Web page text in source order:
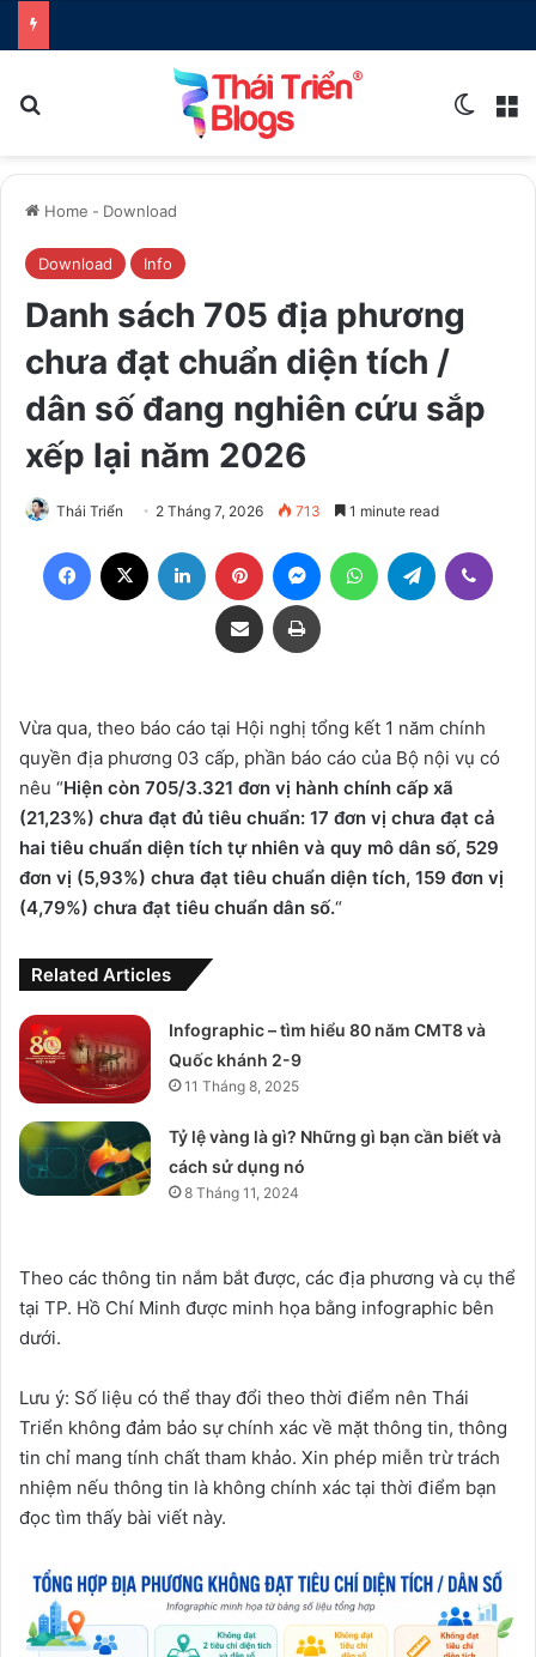
Home - Download
Download Info
Danh sách 705 địa phương
chưa đạt chuẩn diện tích /
dân số đang nghiên cứu sắp
xếp lại năm 2026
Thái Triển 2 Tháng 7, 2026 713 1 minute read
Facebook LinkedIn Pinterest MessengerWhatsAppTelegram
Share via Email Print
Vừa qua, theo báo cáo tại Hội nghị tổng kết 1 năm chính
quyền địa phương 03 cấp, phần báo cáo của Bộ nội vụ có
nêu “Hiện còn 705/3.321 đơn vị hành chính cấp xã
(21,23%) chưa đạt đủ tiêu chuẩn: 17 đơn vị chưa đạt cả
hai tiêu chuẩn diện tích tự nhiên và quy mô dân số, 529
đơn vị (5,93%) chưa đạt tiêu chuẩn diện tích, 159 đơn vị
(4,79%) chưa đạt tiêu chuẩn dân số.“
Related Articles
Infographic – tìm hiểu 80 năm CMT8 và
Quốc khánh 2-9
11 Tháng 8, 2025
Tỷ lệ vàng là gì? Những gì bạn cần biết và
cách sử dụng nó
8 Tháng 11, 2024
Theo các thông tin nắm bắt được, các địa phương và cụ thể
tại TP. Hồ Chí Minh được minh họa bằng infographic bên
dưới.
Lưu ý: Số liệu có thể thay đổi theo thời điểm nên Thái
Triển không đảm bảo sự chính xác về mặt thông tin, thông
tin chỉ mang tính chất tham khảo. Xin phép miễn trừ trách
nhiệm nếu thông tin là không chính xác tại thời điểm bạn
đọc tìm thấy bài viết này.